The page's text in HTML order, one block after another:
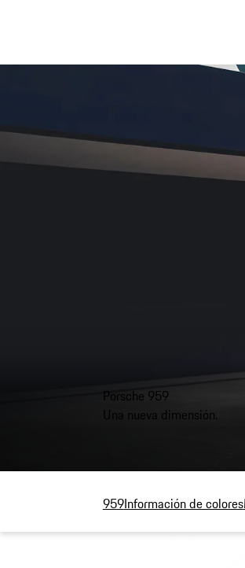
Porsche 959
Una nueva dimensión.
959Información de colores